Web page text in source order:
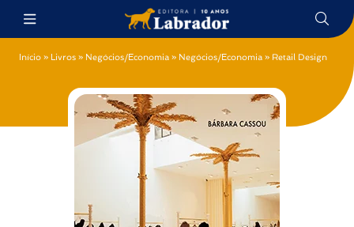
Início » Livros » Negócios/Economia » Negócios/Economia » Retail Design